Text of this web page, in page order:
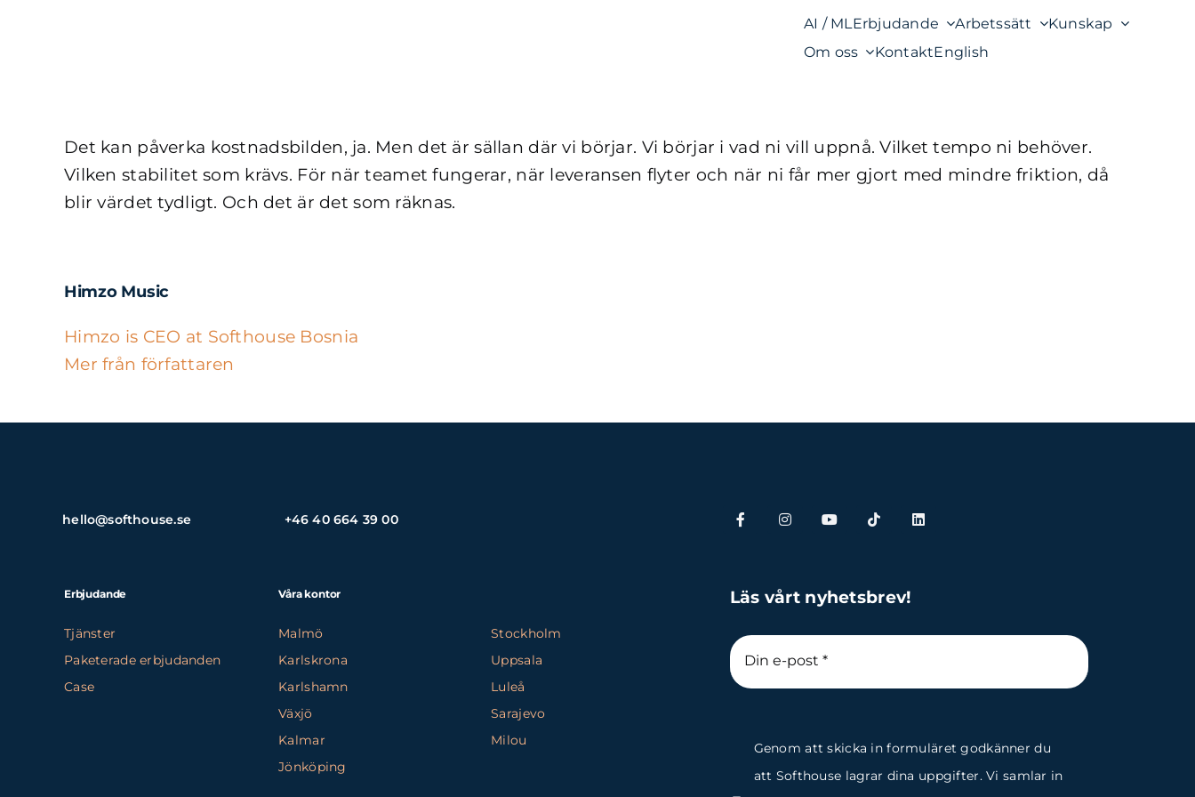
AI / ML Erbjudande Arbetssätt
Kunskap
Om oss
KontaktEnglish
Det kan påverka kostnadsbilden, ja. Men det är sällan där vi börjar. Vi börjar i vad ni vill uppnå. Vilket tempo ni behöver.
Vilken stabilitet som krävs. För när teamet fungerar, när leveransen flyter och när ni får mer gjort med mindre friktion, då
blir värdet tydligt. Och det är det som räknas.
Himzo Music
Himzo is CEO at Softhouse Bosnia
Mer från författaren
hello@softhouse.se +46 40 664 39 00
Erbjudande
Tjänster
Paketerade erbjudanden
Case
Våra kontor
Malmö
Karlskrona
Karlshamn
Växjö
Kalmar
Jönköping
Stockholm
Uppsala
Luleå
Sarajevo
Milou
Läs vårt nyhetsbrev!
Genom att skicka in formuläret godkänner du
att Softhouse lagrar dina uppgifter. Vi samlar in